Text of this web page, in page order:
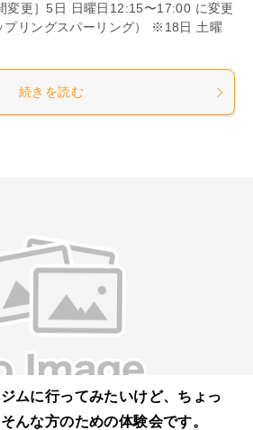
変更］5日 日曜日12:15〜17:00 に変更
プリングスパーリング） ※18日 土曜
続きを読む
ムに行ってみたいけど、ちょっ
んな方のための体験会です。